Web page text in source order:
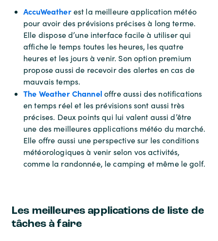
AccuWeatherest la meilleure application météo
pour avoir des prévisions précises à long terme.
Elle dispose d’une interface facile à utiliser qui
affiche le temps toutes les heures, les quatre
heures et les jours à venir. Son option premium
propose aussi de recevoir des alertes en cas de
mauvais temps.
The Weather Channeloffre aussi des notifications
en temps réel et les prévisions sont aussi très
précises. Deux points qui lui valent aussi d’être
une des meilleures applications météo du marché.
Elle offre aussi une perspective sur les conditions
météorologiques à venir selon vos activités,
comme la randonnée, le camping et même le golf.
Les meilleures applications de liste de
tâches à faire